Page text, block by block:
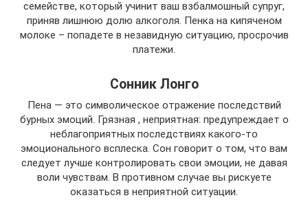
семействе, который учинит ваш взбалмошный супруг,
приняв лишнюю долю алкоголя. Пенка на кипяченом
молоке – попадете в незавидную ситуацию, просрочив
платежи.
Сонник Лонго
Пена — это символическое отражение последствий
бурных эмоций. Грязная , неприятная: предупреждает о
неблагоприятных последствиях какого-то
эмоционального всплеска. Сон говорит о том, что вам
следует лучше контролировать свои эмоции, не давая
воли чувствам. В противном случае вы рискуете
оказаться в неприятной ситуации.